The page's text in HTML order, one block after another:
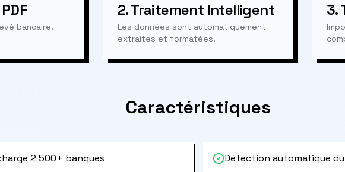
bancaire.
2.Traitement Intelligent
Les données sont automatiquement
extraites et formatées.
3.
Caractéristiques
2 500+ banques Détection automatique